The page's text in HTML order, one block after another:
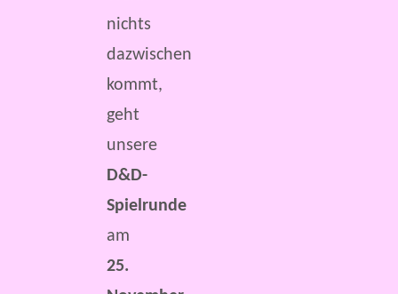
nichts
dazwischen
kommt,
geht
unsere
D&D-
Spielrunde
am
25.